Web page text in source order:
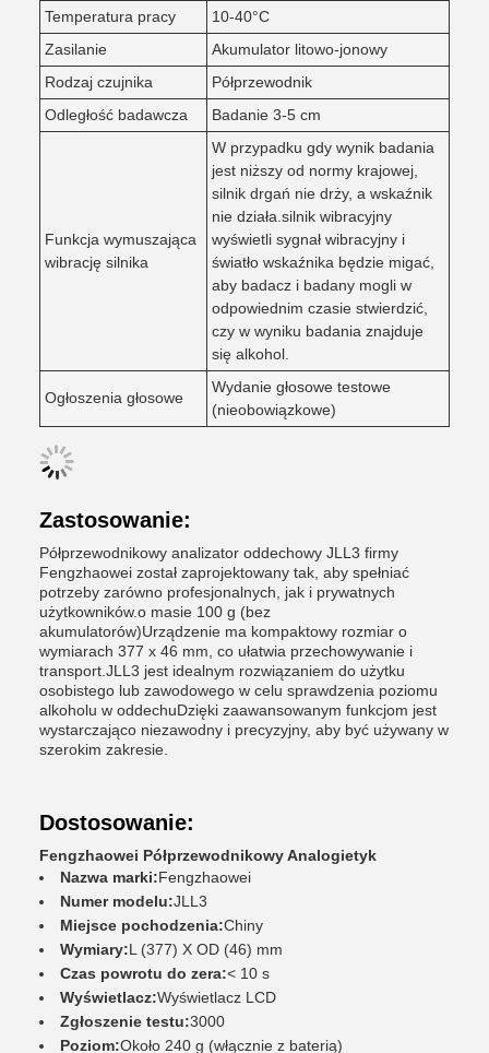
Temperatura pracy
10-40°C
Zasilanie
Akumulator litowo-jonowy
Rodzaj czujnika
Półprzewodnik
Odległość badawcza
Badanie 3-5 cm
Funkcja wymuszająca
wibrację silnika
W przypadku gdy wynik badania
jest niższy od normy krajowej,
silnik drgań nie drży, a wskaźnik
nie działa.silnik wibracyjny
wyświetli sygnał wibracyjny i
światło wskaźnika będzie migać,
aby badacz i badany mogli w
odpowiednim czasie stwierdzić,
czy w wyniku badania znajduje
się alkohol.
Ogłoszenia głosowe
Wydanie głosowe testowe
(nieobowiązkowe)
Zastosowanie:
Półprzewodnikowy analizator oddechowy JLL3 firmy
Fengzhaowei został zaprojektowany tak, aby spełniać
potrzeby zarówno profesjonalnych, jak i prywatnych
użytkowników.o masie 100 g (bez
akumulatorów)Urządzenie ma kompaktowy rozmiar o
wymiarach 377 x 46 mm, co ułatwia przechowywanie i
transport.JLL3 jest idealnym rozwiązaniem do użytku
osobistego lub zawodowego w celu sprawdzenia poziomu
alkoholu w oddechuDzięki zaawansowanym funkcjom jest
wystarczająco niezawodny i precyzyjny, aby być używany w
szerokim zakresie.
Dostosowanie:
Fengzhaowei Półprzewodnikowy Analogietyk
Nazwa marki:Fengzhaowei
Numer modelu:JLL3
Miejsce pochodzenia:Chiny
Wymiary:L (377) X OD (46) mm
Czas powrotu do zera:< 10 s
Wyświetlacz:Wyświetlacz LCD
Zgłoszenie testu:3000
Poziom:Około 240 g (włącznie z baterią)